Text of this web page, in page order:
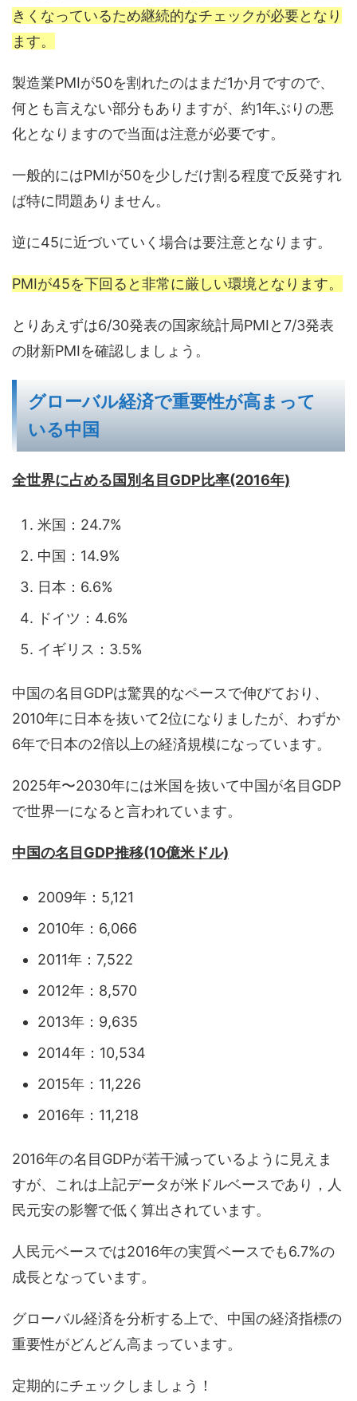
きくなっているため継続的なチェックが必要となり
ます。
製造業PMIが50を割れたのはまだ1か月ですので、
何とも言えない部分もありますが、約1年ぶりの悪
化となりますので当面は注意が必要です。
一般的にはPMIが50を少しだけ割る程度で反発すれ
ば特に問題ありません。
逆に45に近づいていく場合は要注意となります。
PMIが45を下回ると非常に厳しい環境となります。
とりあえずは6/30発表の国家統計局PMIと7/3発表
の財新PMIを確認しましょう。
グローバル経済で重要性が高まって
いる中国
全世界に占める国別名目GDP比率(2016年)
米国：24.7%
中国：14.9%
日本：6.6%
ドイツ：4.6%
イギリス：3.5%
中国の名目GDPは驚異的なペースで伸びており、
2010年に日本を抜いて2位になりましたが、わずか
6年で日本の2倍以上の経済規模になっています。
2025年〜2030年には米国を抜いて中国が名目GDP
で世界一になると言われています。
中国の名目GDP推移(10億米ドル)
2009年：5,121
2010年：6,066
2011年：7,522
2012年：8,570
2013年：9,635
2014年：10,534
2015年：11,226
2016年：11,218
2016年の名目GDPが若干減っているように見えま
すが、これは上記データが米ドルベースであり，人
民元安の影響で低く算出されています。
人民元ベースでは2016年の実質ベースでも6.7%の
成長となっています。
グローバル経済を分析する上で、中国の経済指標の
重要性がどんどん高まっています。
定期的にチェックしましょう！